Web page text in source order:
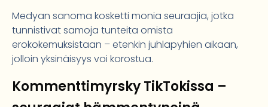
Medyan sanoma kosketti monia seuraajia, jotka
tunnistivat samoja tunteita omista
erokokemuksistaan – etenkin juhlapyhien aikaan,
jolloin yksinäisyys voi korostua.
Kommenttimyrsky TikTokissa –